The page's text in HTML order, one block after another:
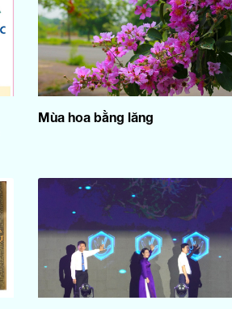
Mùa hoa bằng lăng